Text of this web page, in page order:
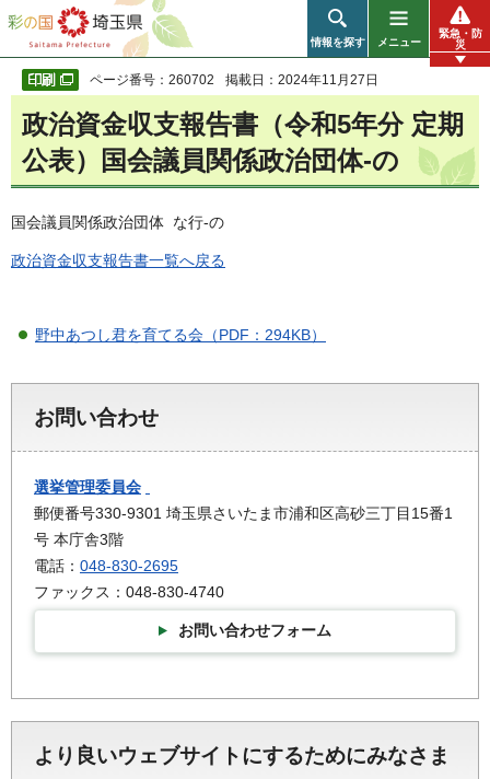
彩の国 埼玉県
情報を探す メニュー
緊急・防
災
ページ番号：260702 掲載日：2024年11月27日
政治資金収支報告書（令和5年分 定期
公表）国会議員関係政治団体-の
国会議員関係政治団体 な行-の
政治資金収支報告書一覧へ戻る
野中あつし君を育てる会（PDF：294KB）
お問い合わせ
選挙管理委員会
郵便番号330-9301 埼玉県さいたま市浦和区高砂三丁目15番1
号 本庁舎3階
電話： 048-830-2695
ファックス：048-830-4740
お問い合わせフォーム
より良いウェブサイトにするためにみなさま